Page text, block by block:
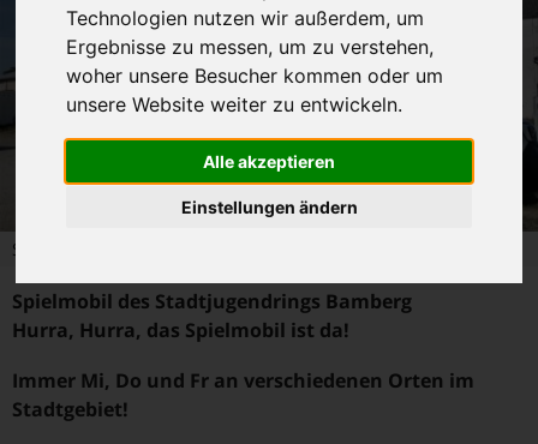
Technologien nutzen wir außerdem, um
Ergebnisse zu messen, um zu verstehen,
woher unsere Besucher kommen oder um
unsere Website weiter zu entwickeln.
Alle akzeptieren
Einstellungen ändern
Spielmobil Bamberg
Spielmobil des Stadtjugendrings Bamberg
Hurra, Hurra, das Spielmobil ist da!
Immer Mi, Do und Fr an verschiedenen Orten im
Stadtgebiet!